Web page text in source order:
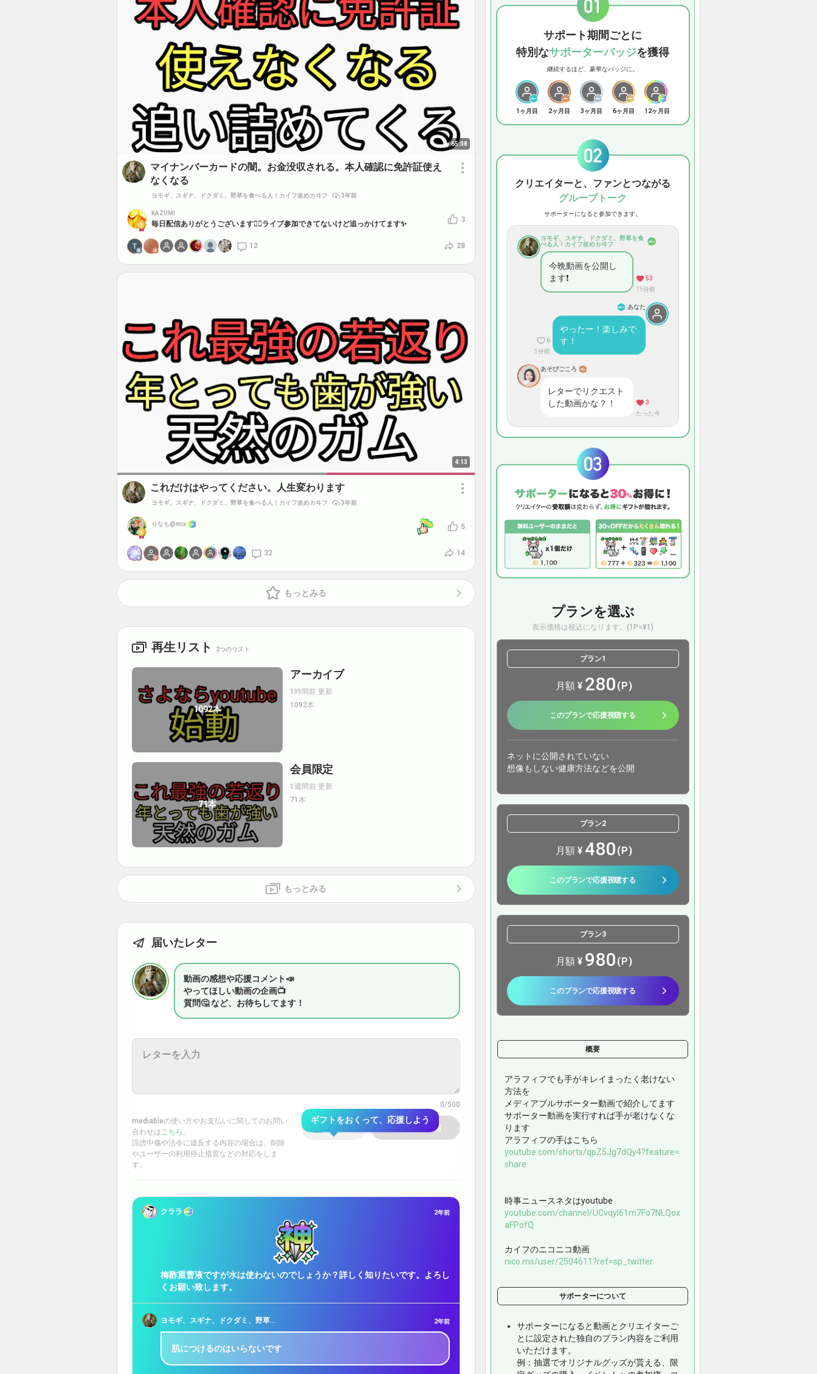
65:08
マイナンバーカードの闇。お金没収される。本人確認に免許証使え
なくなる
ヨモギ、スギナ、ドクダミ、野草を食べる人！カイフ改めカヰフ 3年前
KAZUMI
毎日配信ありがとうございます🙇‍♀️ライブ参加できてないけど追っかけてます✨ 3
12 28
4:13
これだけはやってください。人生変わります
ヨモギ、スギナ、ドクダミ、野草を食べる人！カイフ改めカヰフ 3年前
りなも@mix 5
32 14
もっとみる
再生リスト 2つのリスト
1092本
アーカイブ
1時間前 更新
1092本
71本
会員限定
1週間前 更新
71本
もっとみる
届いたレター
動画の感想や応援コメント📣
やってほしい動画の企画📺
質問🤔 など、お待ちしてます！
0/500
ギフト レターを送信
ギフトをおくって、応援しよう
mediableの使い方やお支払いに関してのお問い
合わせはこちら 。
誹謗中傷や法令に違反する内容の場合は、削除
やユーザーの利用停止措置などの対応をしま
す。
クララ 2年前
梅酢重曹液ですが水は使わないのでしょうか？詳しく知りたいです。よろし
くお願い致します。
ヨモギ、スギナ、ドクダミ、野草を食べる人！カイフ改めカヰフ 2年前
肌につけるのはいらないです
サポート期間ごとに
特別なサポーターバッジを獲得
継続するほど、豪華なバッジに。
1ヶ月目 2ヶ月目 3ヶ月目 6ヶ月目 12ヶ月目
クリエイターと、ファンとつながる
グループトーク
サポーターになると参加できます。
ヨモギ、スギナ、ドクダミ、野草を食
べる人！カイフ改めカヰフ
今晩動画を公開し
ます❗️
53
15分前
あなた
やったー！楽しみで
す！
6
5分前
あそびごころ
レターでリクエスト
した動画かな？！
3
たった今
プランを選ぶ
表示価格は税込になります。(1P=¥1)
プラン1
月額 ¥ 280 (P)
このプランで応援視聴する
ネットに公開されていない
想像もしない健康方法などを公開
プラン2
月額 ¥ 480 (P)
このプランで応援視聴する
プラン3
月額 ¥ 980 (P)
このプランで応援視聴する
概要
アラフィフでも手がキレイまったく老けない
方法を
メディアブルサポーター動画で紹介してます
サポーター動画を実行すれば手が老けなくな
ります
アラフィフの手はこちら
youtube.com/shorts/qpZ5Jg7dQy4?feature=
share
時事ニュースネタはyoutube
youtube.com/channel/UCvqyI61m7Fo7NLQox
aFPofQ
カイフのニコニコ動画
nico.ms/user/2504611?ref=sp_twitter
サポーターについて
サポーターになると動画とクリエイターご
とに設定された独自のプラン内容をご利用
いただけます。
例：抽選でオリジナルグッズが貰える、限